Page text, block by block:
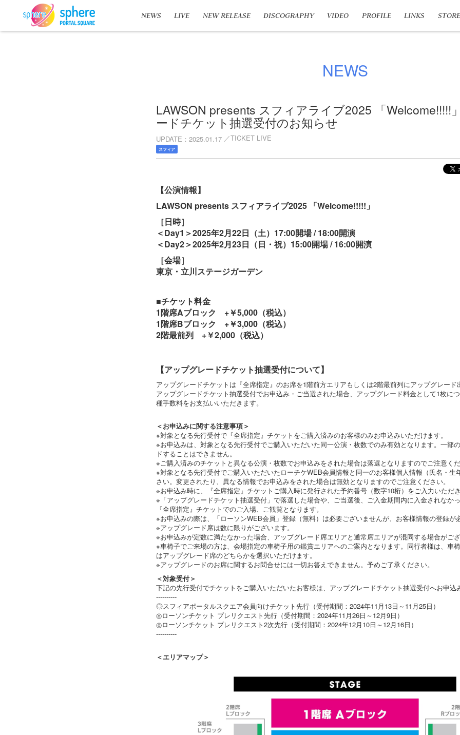
NEWS LIVE NEW RELEASE DISCOGRAPHY VIDEO PROFILE LINKS STORE
NEWS
LAWSON presents スフィアライブ2025 「Welcome!!!!!
ードチケット抽選受付のお知らせ
UPDATE 2025.01.17 TICKET LIVE
スフィア
【公演情報】
LAWSON presents スフィアライブ2025 「Welcome!!!!!」
［日時］
＜Day1＞2025年2月22日（土）17:00開場 / 18:00開演
＜Day2＞2025年2月23日（日・祝）15:00開場 / 16:00開演
［会場］
東京・立川ステージガーデン
■チケット料金
1階席Aブロック +￥5,000（税込）
1階席Bブロック +￥3,000（税込）
2階最前列 +￥2,000（税込）
【アップグレードチケット抽選受付について】
アップグレードチケットは『全席指定』のお席を1階前方エリアもしくは2階最前列にアップグレード
アップグレードチケット抽選受付でお申込み・ご当選された場合、アップグレード料金として1枚に
種手数料をお支払いいただきます。
＜お申込みに関する注意事項＞
※対象となる先行受付で『全席指定』チケットをご購入済みのお客様のみお申込みいただけます。
※お申込みは、対象となる先行受付でご購入いただいた同一公演・枚数でのみ有効となります。一部
ドすることはできません。
※ご購入済みのチケットと異なる公演・枚数でお申込みをされた場合は落選となりますのでご注意くだ
※対象となる先行受付でご購入いただいたローチケWEB会員情報と同一のお客様個人情報（氏名・生
さい。変更されたり、異なる情報でお申込みをされた場合は無効となりますのでご注意ください。
※お申込み時に、『全席指定』チケットご購入時に発行された予約番号（数字10桁）をご入力いただき
※「アップグレードチケット抽選受付」で落選した場合や、ご当選後、ご入金期間内に入金されなか
『全席指定』チケットでのご入場、ご観覧となります。
※お申込みの際は、「ローソンWEB会員」登録（無料）は必要ございませんが、お客様情報の登録が
※アップグレード席は数に限りがございます。
※お申込みが定数に満たなかった場合、アップグレード席エリアと通常席エリアが混同する場合がござ
※車椅子でご来場の方は、会場指定の車椅子用の鑑賞エリアへのご案内となります。同行者様は、車
はアップグレード席のどちらかを選択いただけます。
※アップグレードのお席に関するお問合せには一切お答えできません。予めご了承ください。
＜対象受付＞
下記の先行受付でチケットをご購入いただいたお客様は、アップグレードチケット抽選受付へお申込
----------
◎スフィアポータルスクエア会員向けチケット先行（受付期間：2024年11月13日～11月25日）
◎ローソンチケット プレリクエスト先行（受付期間：2024年11月26日～12月9日）
◎ローソンチケット プレリクエスト2次先行（受付期間：2024年12月10日～12月16日）
----------
＜エリアマップ＞